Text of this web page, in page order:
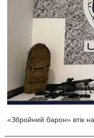
«Збройний барон» втік